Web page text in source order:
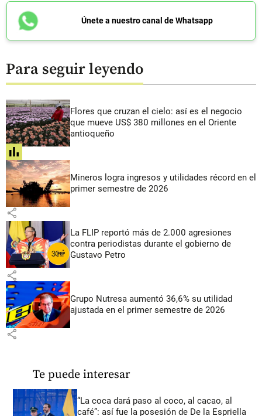
Únete a nuestro canal de Whatsapp
Para seguir leyendo
Flores que cruzan el cielo: así es el negocio
que mueve US$ 380 millones en el Oriente
antioqueño
share
Mineros logra ingresos y utilidades récord en el
primer semestre de 2026
share
La FLIP reportó más de 2.000 agresiones
contra periodistas durante el gobierno de
Gustavo Petro
share
Grupo Nutresa aumentó 36,6% su utilidad
ajustada en el primer semestre de 2026
share
Te puede interesar
“La coca dará paso al coco, al cacao, al
café”: así fue la posesión de De la Espriella